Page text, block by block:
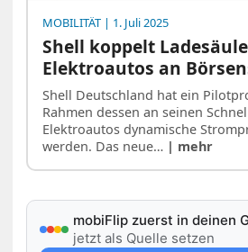
MOBILITÄT | 1. Juli 2025
Shell koppelt
Elektroautos an
Shell Deutschland hat ein
Rahmen dessen an seinen
Elektroautos dynamische
werden. Das neue… | mehr
mobiFlip zuerst in deinen
jetzt als Quelle setzen